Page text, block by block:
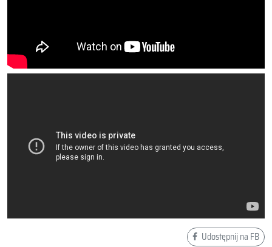
wyszukane i zaawansowane plany treningowe.
Zwrócono uwagę na idealną symulacjępedałowania. Poprawne
Z Wattbike wszystko można monitorować , za pomocą Polar
View. Unikalne narzędzie do analizy techniki pedałowania
Udostępnij na FB